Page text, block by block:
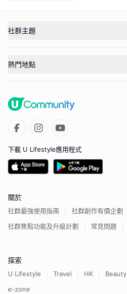
社群主題
熱門地點
下載 U Lifestyle應用程式
關於
社群最強使用指南
社群創作有價企劃
社群焦點功能及升級計劃
常見問題
探索
U Lifestyle Travel HK Beauty
e-zone